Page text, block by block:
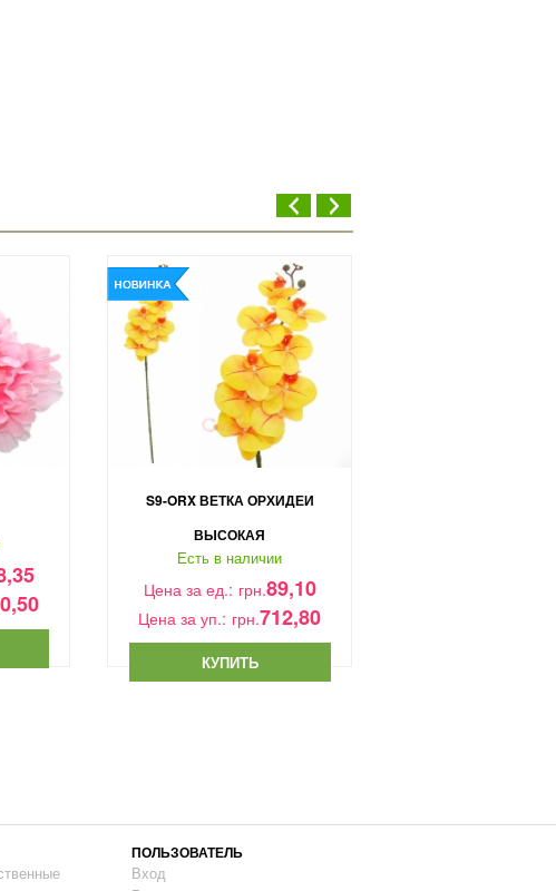
S9-ORX ВЕТКА ОРХИДЕИ
ВЫСОКАЯ
Есть в наличии
Цена за ед.: грн.89,10
Цена за уп.: грн.712,80
КУПИТЬ
ПОЛЬЗОВАТЕЛЬ
Вход